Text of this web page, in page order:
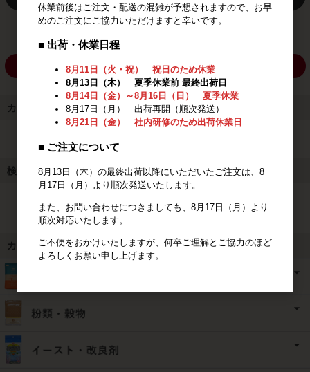
パスワードをお忘れの方
新規会員登録
カート
検索
検索
カテゴリ
休業前後はご注文・配送の混雑が予想されますので、お早
めのご注文にご協力いただけますと幸いです。
■ 出荷・休業日程
8月11日（火・祝） 祝日のため休業
8月13日（木） 夏季休業前 最終出荷日
8月14日（金）～8月16日（日） 夏季休業
8月17日（月） 出荷再開（順次発送）
8月21日（金） 社内研修のため出荷休業日
■ ご注文について
8月13日（木）の最終出荷以降にいただいたご注文は、8
月17日（月）より順次発送いたします。
また、お問い合わせにつきましても、8月17日（月）より
順次対応いたします。
ご不便をおかけいたしますが、何卒ご理解とご協力のほど
よろしくお願い申し上げます。